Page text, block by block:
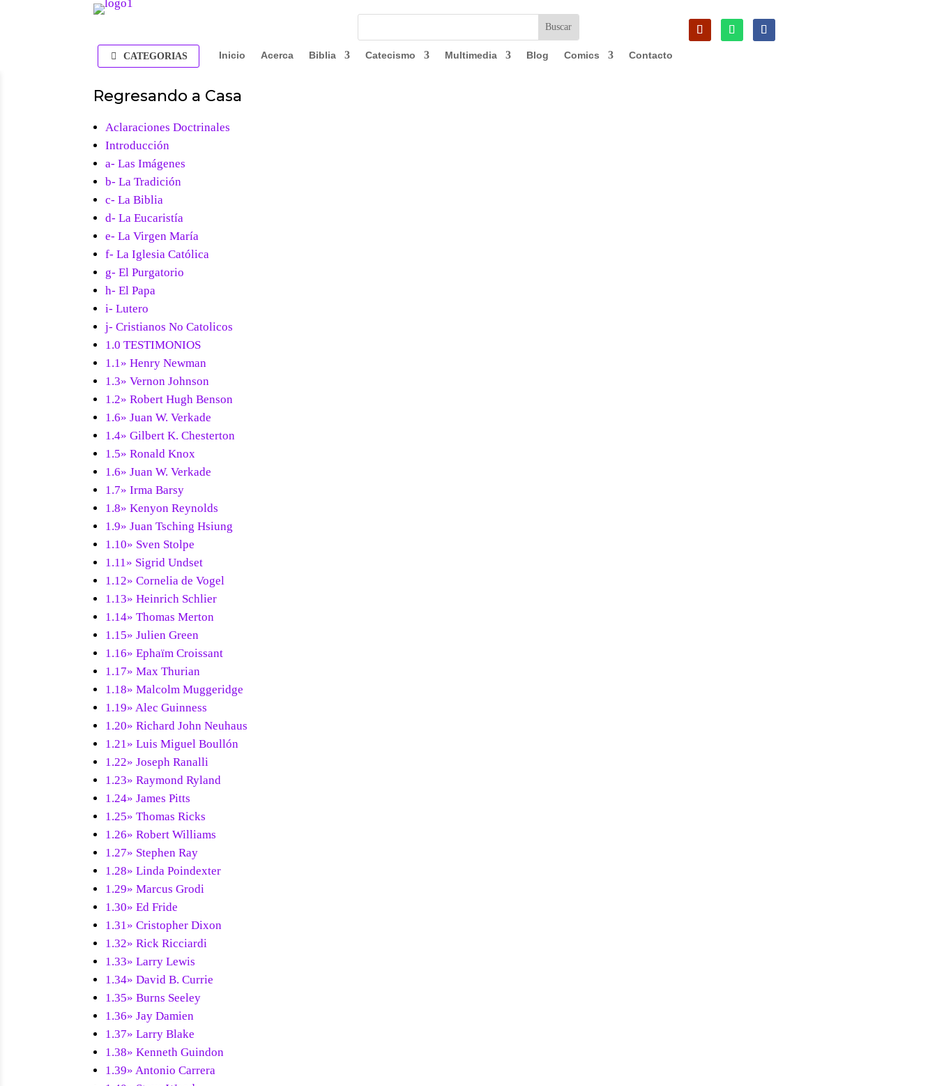
CATEGORIAS Inicio Acerca Biblia Catecismo Multimedia Blog Comics Contacto
Regresando a Casa
Aclaraciones Doctrinales
Introducción
a- Las Imágenes
b- La Tradición
c- La Biblia
d- La Eucaristía
e- La Virgen María
f- La Iglesia Católica
g- El Purgatorio
h- El Papa
i- Lutero
j- Cristianos No Catolicos
1.0 TESTIMONIOS
1.1» Henry Newman
1.3» Vernon Johnson
1.2» Robert Hugh Benson
1.6» Juan W. Verkade
1.4» Gilbert K. Chesterton
1.5» Ronald Knox
1.6» Juan W. Verkade
1.7» Irma Barsy
1.8» Kenyon Reynolds
1.9» Juan Tsching Hsiung
1.10» Sven Stolpe
1.11» Sigrid Undset
1.12» Cornelia de Vogel
1.13» Heinrich Schlier
1.14» Thomas Merton
1.15» Julien Green
1.16» Ephaïm Croissant
1.17» Max Thurian
1.18» Malcolm Muggeridge
1.19» Alec Guinness
1.20» Richard John Neuhaus
1.21» Luis Miguel Boullón
1.22» Joseph Ranalli
1.23» Raymond Ryland
1.24» James Pitts
1.25» Thomas Ricks
1.26» Robert Williams
1.27» Stephen Ray
1.28» Linda Poindexter
1.29» Marcus Grodi
1.30» Ed Fride
1.31» Cristopher Dixon
1.32» Rick Ricciardi
1.33» Larry Lewis
1.34» David B. Currie
1.35» Burns Seeley
1.36» Jay Damien
1.37» Larry Blake
1.38» Kenneth Guindon
1.39» Antonio Carrera